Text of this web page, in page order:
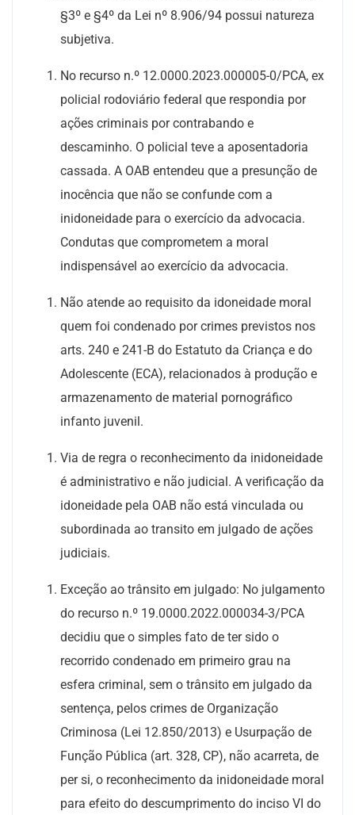
§3º e §4º da Lei nº 8.906/94 possui natureza
subjetiva.
No recurso n.º 12.0000.2023.000005-0/PCA, ex
policial rodoviário federal que respondia por
ações criminais por contrabando e
descaminho. O policial teve a aposentadoria
cassada. A OAB entendeu que a presunção de
inocência que não se confunde com a
inidoneidade para o exercício da advocacia.
Condutas que comprometem a moral
indispensável ao exercício da advocacia.
Não atende ao requisito da idoneidade moral
quem foi condenado por crimes previstos nos
arts. 240 e 241-B do Estatuto da Criança e do
Adolescente (ECA), relacionados à produção e
armazenamento de material pornográfico
infanto juvenil.
Via de regra o reconhecimento da inidoneidade
é administrativo e não judicial. A verificação da
idoneidade pela OAB não está vinculada ou
subordinada ao transito em julgado de ações
judiciais.
Exceção ao trânsito em julgado: No julgamento
do recurso n.º 19.0000.2022.000034-3/PCA
decidiu que o simples fato de ter sido o
recorrido condenado em primeiro grau na
esfera criminal, sem o trânsito em julgado da
sentença, pelos crimes de Organização
Criminosa (Lei 12.850/2013) e Usurpação de
Função Pública (art. 328, CP), não acarreta, de
per si, o reconhecimento da inidoneidade moral
para efeito do descumprimento do inciso VI do